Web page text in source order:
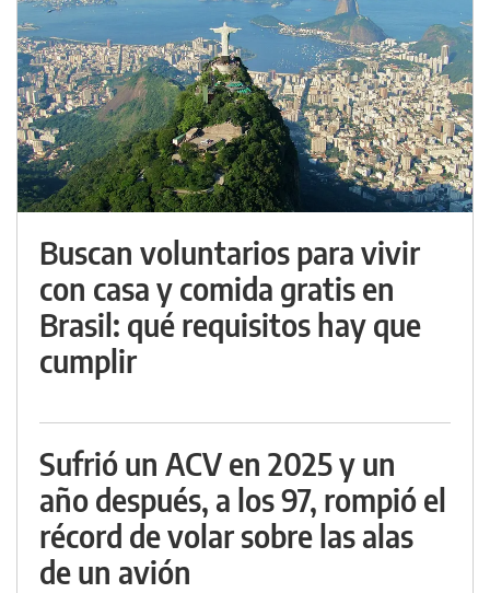
Buscan voluntarios para vivir
con casa y comida gratis en
Brasil: qué requisitos hay que
cumplir
Sufrió un ACV en 2025 y un
año después, a los 97, rompió el
récord de volar sobre las alas
de un avión